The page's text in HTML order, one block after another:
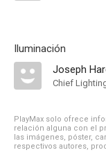
Iluminación
PlayMax solo ofrece
relación alguna con el
las imágenes, póster,
respectivos autores,